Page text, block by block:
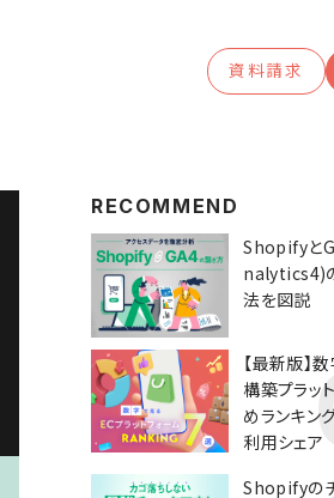
資料請求
RECOMMEND
Shopifyと
nalytics4)
法を図説
【最新版】
構築プラッ
めランキン
利用シェア
Shopifyの